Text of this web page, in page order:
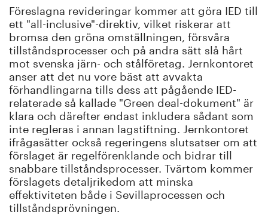
Vi tycker
Publicerat
Bildbank
Om oss
Föreslagna revideringar kommer att göra IED till
ett "all-inclusive"-direktiv, vilket riskerar att
bromsa den gröna omställningen, försvåra
tillståndsprocesser och på andra sätt slå hårt
mot svenska järn- och stålföretag. Jernkontoret
anser att det nu vore bäst att avvakta
förhandlingarna tills dess att pågående IED-
relaterade så kallade "Green deal-dokument" är
klara och därefter endast inkludera sådant som
inte regleras i annan lagstiftning. Jernkontoret
ifrågasätter också regeringens slutsatser om att
förslaget är regelförenklande och bidrar till
snabbare tillståndsprocesser. Tvärtom kommer
förslagets detaljrikedom att minska
effektiviteten både i Sevillaprocessen och
tillståndsprövningen.